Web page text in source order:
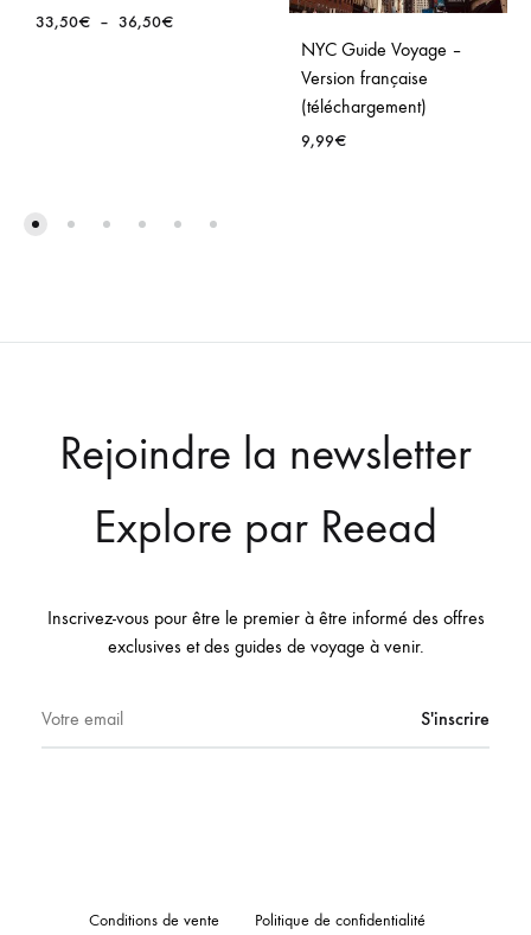
33,50€ – 36,50€Plage
NYC Guide Voyage –
Version française
(téléchargement)
9,99€
Rejoindre la newsletter
Explore par Reead
Inscrivez-vous pour être le premier à être informé des offres
exclusives et des guides de voyage à venir.
Conditions de vente Politique de confidentialité